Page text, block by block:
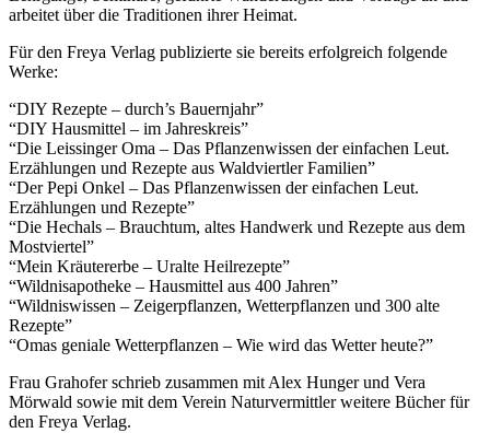
arbeitet über die Traditionen ihrer Heimat.
Für den Freya Verlag publizierte sie bereits erfolgreich folgende
Werke:
“DIY Rezepte – durch’s Bauernjahr”
“DIY Hausmittel – im Jahreskreis”
“Die Leissinger Oma – Das Pflanzenwissen der einfachen Leut.
Erzählungen und Rezepte aus Waldviertler Familien”
“Der Pepi Onkel – Das Pflanzenwissen der einfachen Leut.
Erzählungen und Rezepte”
“Die Hechals – Brauchtum, altes Handwerk und Rezepte aus dem
Mostviertel”
“Mein Kräutererbe – Uralte Heilrezepte”
“Wildnisapotheke – Hausmittel aus 400 Jahren”
“Wildniswissen – Zeigerpflanzen, Wetterpflanzen und 300 alte
Rezepte”
“Omas geniale Wetterpflanzen – Wie wird das Wetter heute?”
Frau Grahofer schrieb zusammen mit Alex Hunger und Vera
Mörwald sowie mit dem Verein Naturvermittler weitere Bücher für
den Freya Verlag.